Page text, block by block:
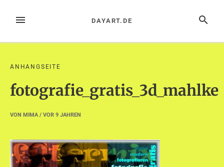
InhaltMENÜ SUCHE
DAYART.DE
ANHANGSEITE
fotografie_gratis_3d_mahlke
VON MIMA/ VOR 9 JAHREN